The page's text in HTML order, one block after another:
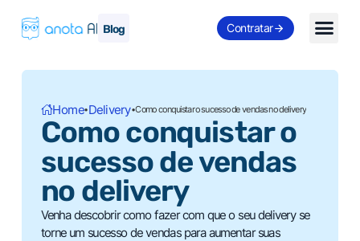
Blog Contratar
Home•Delivery•Como conquistar o sucesso de vendas no delivery
Como conquistar o
sucesso de vendas
no delivery
Venha descobrir como fazer com que o seu delivery se
torne um sucesso de vendas para aumentar suas